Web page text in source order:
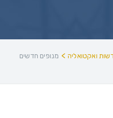
ואקטואליה > מנופים חדשים